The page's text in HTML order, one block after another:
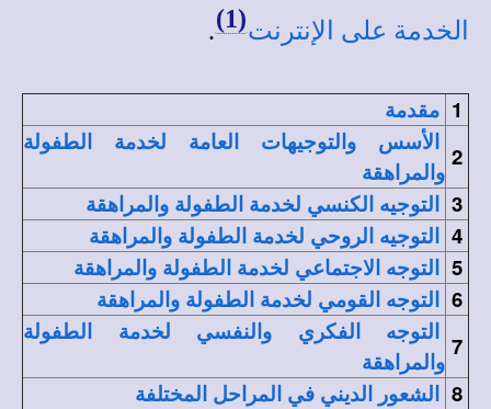
الخدمة على الإنترنت(1)
.
1 مقدمة
2
الأسس والتوجيهات العامة لخدمة الطفولة
والمراهقة
3 التوجيه الكنسي لخدمة الطفولة والمراهقة
4 التوجيه الروحي لخدمة الطفولة والمراهقة
5 التوجه الاجتماعي لخدمة الطفولة والمراهقة
6 التوجه القومي لخدمة الطفولة والمراهقة
7
التوجه الفكري والنفسي لخدمة الطفولة
والمراهقة
8 الشعور الديني في المراحل المختلفة